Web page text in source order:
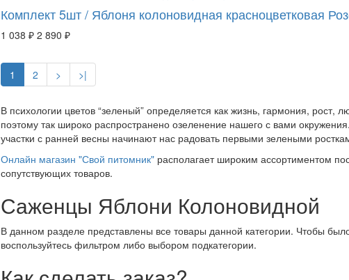
Комплект 5шт / Яблоня колоновидная красноцветковая
1 038 ₽ 2 890 ₽
1 2 > >|
В психологии цветов “зеленый” определяется как жизнь, гармония, рост,
поэтому так широко распространено озеленение нашего с вами
участки с ранней весны начинают нас радовать первыми зелеными
Онлайн магазин "Свой питомник"располагает широким ассортиментом
сопутствующих товаров.
Саженцы Яблони Колоновидной
В данном разделе представлены все товары данной категории. Чтобы
воспользуйтесь фильтром либо выбором подкатегории.